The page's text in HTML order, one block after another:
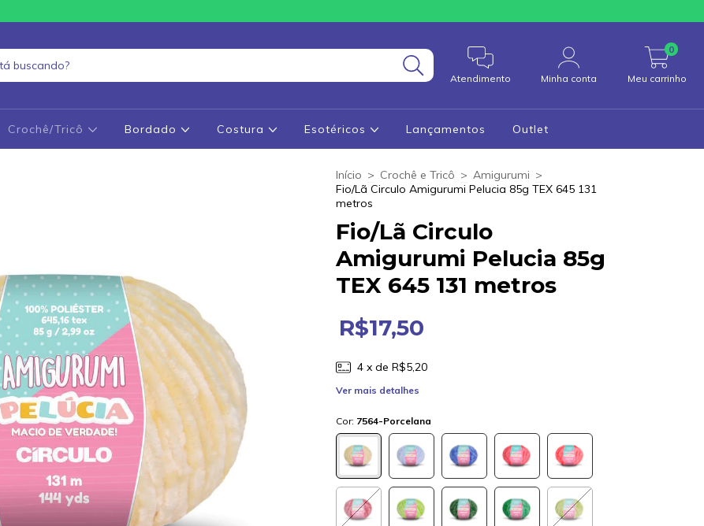
Atendimento Minha conta Meu carrinho
0
Crochê/Tricô Bordado Costura Esotéricos Lançamentos Outlet
Início > Crochê e Tricô > Amigurumi >
Fio/Lã Circulo Amigurumi Pelucia 85g TEX 645 131
metros
Fio/Lã Circulo
Amigurumi Pelucia 85g
TEX 645 131 metros
R$17,50
4 x de R$5,20
Ver mais detalhes
Cor: 7564-Porcelana